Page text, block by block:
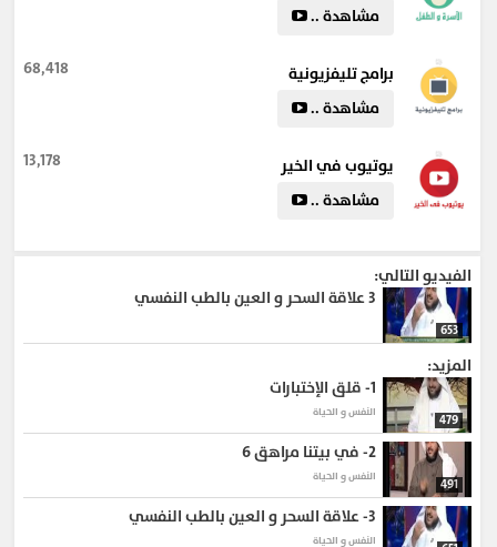
مشاهدة ..
68,418
برامج تليفزيونية
مشاهدة ..
13,178
يوتيوب في الخير
مشاهدة ..
الفيديو التالي:
653
3علاقة السحر و العين بالطب النفسي
المزيد:
479
1- قلق الإختبارات
النفس و الحياة
491
2- في بيتنا مراهق 6 ‎
النفس و الحياة
3- علاقة السحر و العين بالطب النفسي
النفس و الحياة